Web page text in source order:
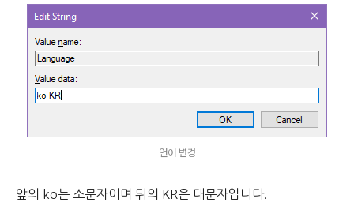
언어 변경
앞의 ko는 소문자이며 뒤의 KR은 대문자입니다.